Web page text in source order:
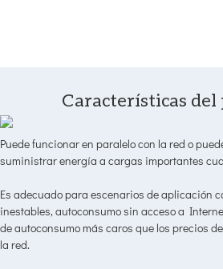
Características
Puede funcionar en paralelo con la red o
suministrar energía a cargas importantes
Es adecuado para escenarios de aplicación
inestables, autoconsumo sin acceso a
de autoconsumo más caros que los precios
la red.